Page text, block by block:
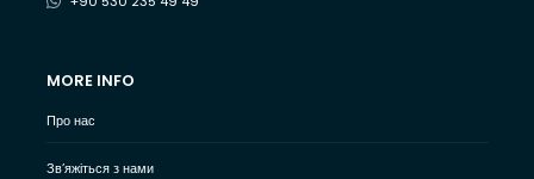
MORE INFO
Про нас
Зв’яжіться з нами